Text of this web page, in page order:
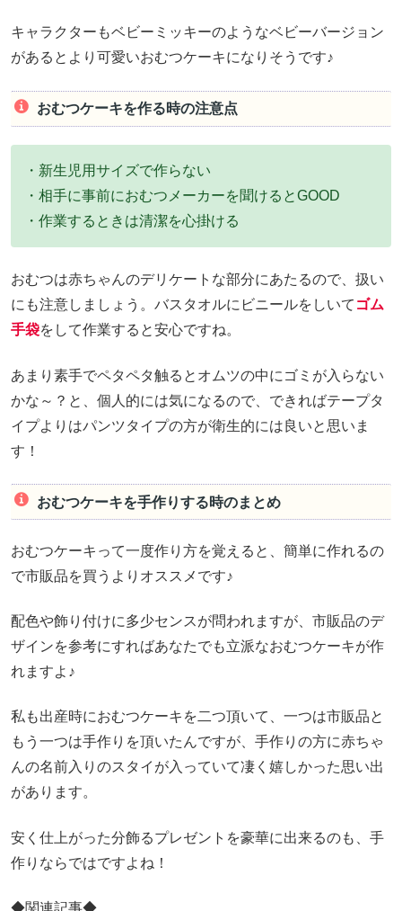
キャラクターもベビーミッキーのようなベビーバージョン
があるとより可愛いおむつケーキになりそうです♪
おむつケーキを作る時の注意点
・新生児用サイズで作らない
・相手に事前におむつメーカーを聞けるとGOOD
・作業するときは清潔を心掛ける
おむつは赤ちゃんのデリケートな部分にあたるので、扱い
にも注意しましょう。バスタオルにビニールをしいて ゴム
手袋をして作業すると安心ですね。
あまり素手でペタペタ触るとオムツの中にゴミが入らない
かな～？と、個人的には気になるので、できればテープタ
イプよりはパンツタイプの方が衛生的には良いと思いま
す！
おむつケーキを手作りする時のまとめ
おむつケーキって一度作り方を覚えると、簡単に作れるの
で市販品を買うよりオススメです♪
配色や飾り付けに多少センスが問われますが、市販品のデ
ザインを参考にすればあなたでも立派なおむつケーキが作
れますよ♪
私も出産時におむつケーキを二つ頂いて、一つは市販品と
もう一つは手作りを頂いたんですが、手作りの方に赤ちゃ
んの名前入りのスタイが入っていて凄く嬉しかった思い出
があります。
安く仕上がった分飾るプレゼントを豪華に出来るのも、手
作りならではですよね！